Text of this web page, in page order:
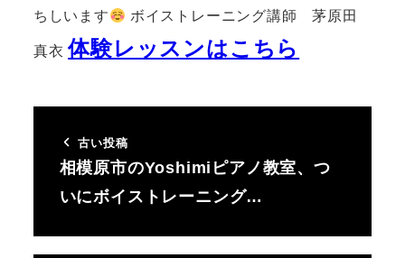
ちしいます
ボイストレーニング講師 茅原田
真衣体験レッスンはこちら
古い投稿
相模原市のYoshimiピアノ教室、つ
いにボイストレーニング…